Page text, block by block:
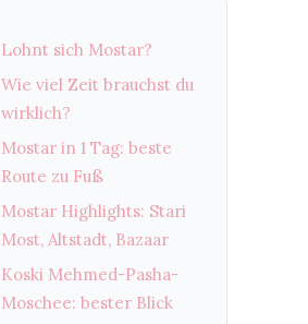
Lohnt sich Mostar?
Wie viel Zeit brauchst du
wirklich?
Mostar in 1 Tag: beste
Route zu Fuß
Mostar Highlights: Stari
Most, Altstadt, Bazaar
Koski Mehmed-Pasha-
Moschee: bester Blick